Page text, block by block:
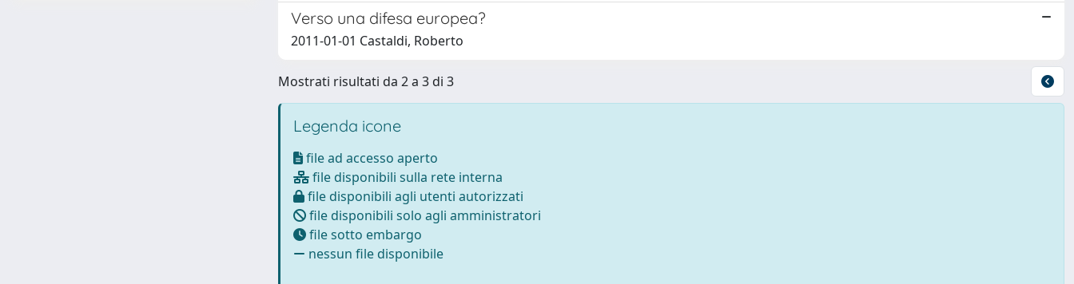
Verso una difesa europea?
2011-01-01 Castaldi, Roberto
Mostrati risultati da 2 a 3 di 3
Legenda icone
file ad accesso aperto
file disponibili sulla rete interna
file disponibili agli utenti autorizzati
file disponibili solo agli amministratori
file sotto embargo
nessun file disponibile